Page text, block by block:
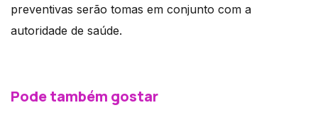
preventivas serão tomas em conjunto com a
autoridade de saúde.
Pode também gostar